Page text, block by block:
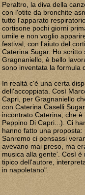
Peraltro, la diva della
con l'otite da bronchite
tutto l'apparato
cortisone pochi giorni
umile e non voglio
festival, con l'aiuto del
Caterina Sugar. Ho
Gragnaniello, è bello
sono inventata la formula
In realtà c'è una certa
dell'accoppiata. Così
Capri, per Gragnaniello
con Caterina Caselli
incontrato Caterina, che
Peppino Di Capri...). Ci
hanno fatto una
Sanremo ci pensassi
avevano mai preso, ma
musica alla gente'. Così
tipico dell'autore,
in napoletano".